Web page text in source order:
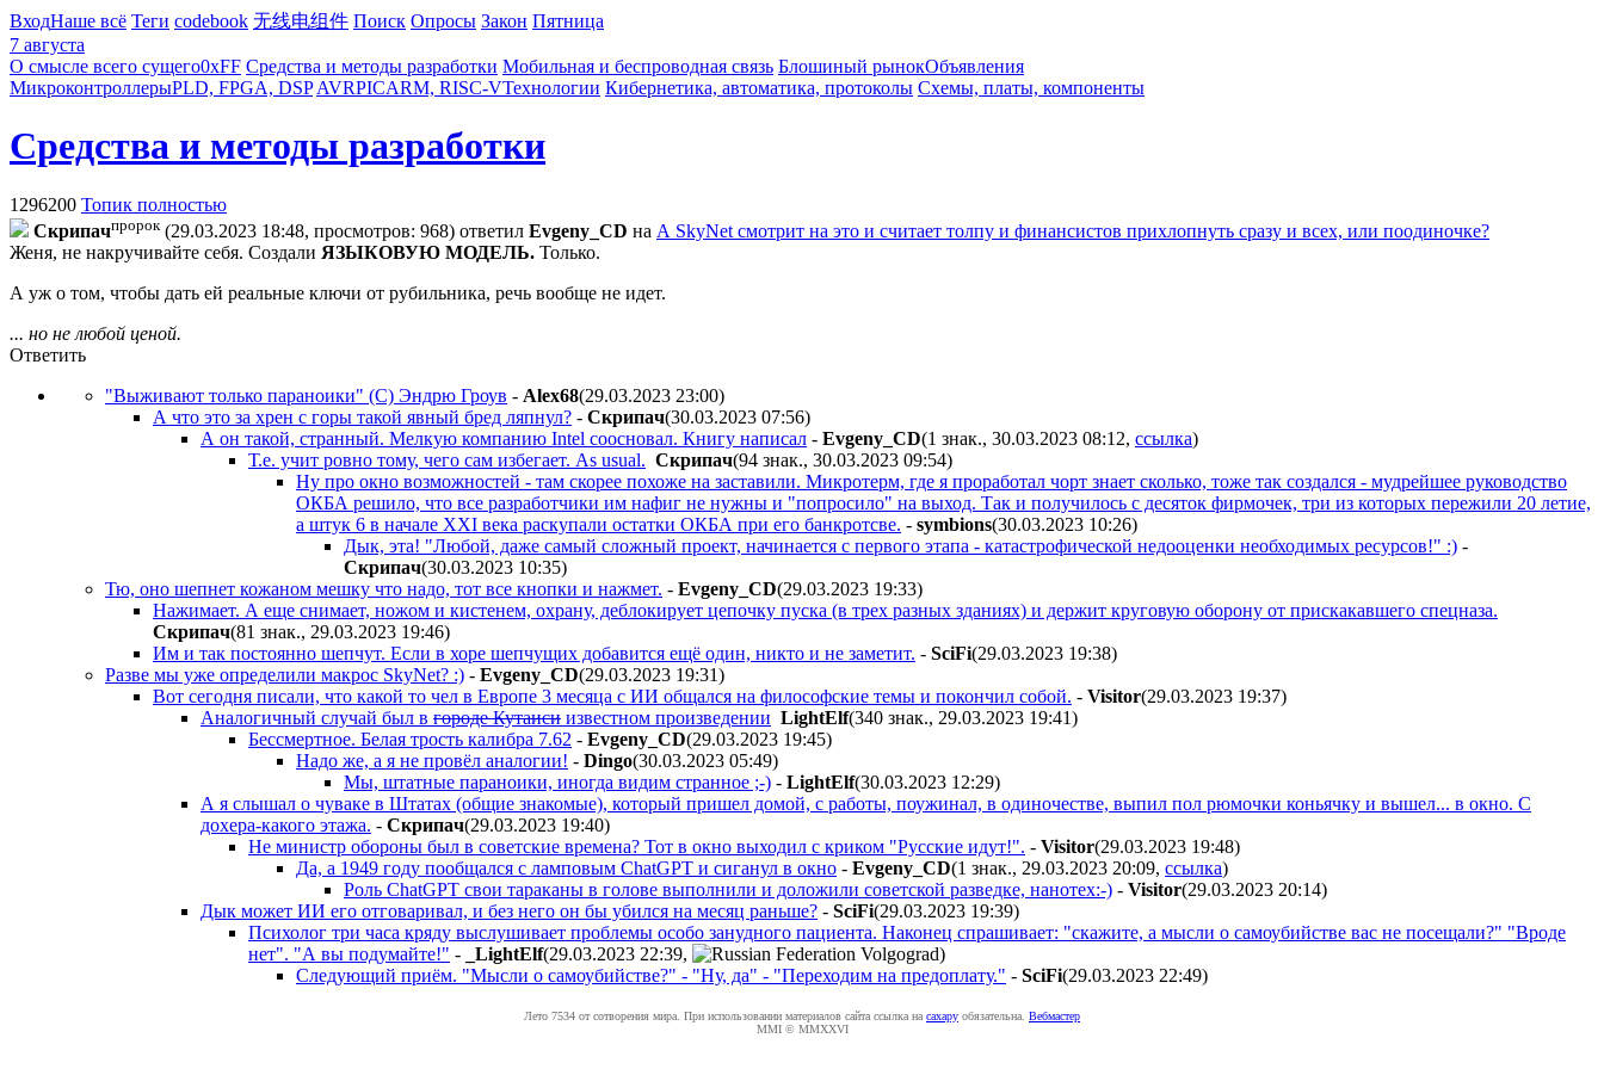
ВходНаше всё Теги codebook 无线电组件 Поиск Опросы Закон Пятница
7 августа
О смысле всего сущего0xFF Средства и методы разработки Мобильная и беспроводная связь Блошиный рынокОбъявления
МикроконтроллерыPLD, FPGA, DSP AVRPICARM, RISC-VТехнологии Кибернетика, автоматика, протоколы Схемы, платы, компоненты
Средства и методы разработки
1296200 Топик полностью
Cкpипaчпророк (29.03.2023 18:48, просмотров: 968) ответил Evgeny_CD на А SkyNet смотрит на это и считает толпу и финансистов прихлопнуть сразу и всех, или поодиночке?
Женя, не накручивайте себя. Создали ЯЗЫКОВУЮ МОДЕЛЬ. Только.
А уж о том, чтобы дать ей реальные ключи от рубильника, речь вообще не идет.
... но не любой ценой.
Ответить
"Выживают только параноики" (С) Эндрю Гроув - Alex68(29.03.2023 23:00)
А что это за хрен с горы такой явный бред ляпнул? - Cкpипaч(30.03.2023 07:56)
А он такой, странный. Мелкую компанию Intel соосновал. Книгу написал - Evgeny_CD(1 знак., 30.03.2023 08:12, ссылка)
Т.е. учит ровно тому, чего сам избегает. As usual. Cкpипaч(94 знак., 30.03.2023 09:54)
Ну про окно возможностей - там скорее похоже на заставили. Микротерм, где я проработал чорт знает сколько, тоже так создался - мудрейшее руководство
ОКБА решило, что все разработчики им нафиг не нужны и "попросило" на выход. Так и получилось с десяток фирмочек, три из которых пережили 20 летие,
а штук 6 в начале XXI века раскупали остатки ОКБА при его банкротсве. - symbions(30.03.2023 10:26)
Дык, эта! "Любой, даже самый сложный проект, начинается с первого этапа - катастрофической недооценки необходимых ресурсов!" :) -
Cкpипaч(30.03.2023 10:35)
Тю, оно шепнет кожаном мешку что надо, тот все кнопки и нажмет. - Evgeny_CD(29.03.2023 19:33)
Нажимает. А еще снимает, ножом и кистенем, охрану, деблокирует цепочку пуска (в трех разных зданиях) и держит круговую оборону от прискакавшего спецназа.
Cкpипaч(81 знак., 29.03.2023 19:46)
Им и так постоянно шепчут. Если в хоре шепчущих добавится ещё один, никто и не заметит. - SciFi(29.03.2023 19:38)
Разве мы уже определили макрос SkyNet? :) - Evgeny_CD(29.03.2023 19:31)
Вот сегодня писали, что какой то чел в Европе 3 месяца с ИИ общался на философские темы и покончил собой. - Visitor(29.03.2023 19:37)
Аналогичный случай был в городе Кутаиси известном произведении LightElf(340 знак., 29.03.2023 19:41)
Бессмертное. Белая трость калибра 7.62 - Evgeny_CD(29.03.2023 19:45)
Надо же, а я не провёл аналогии! - Dingo(30.03.2023 05:49)
Мы, штатные параноики, иногда видим странное ;-) - LightElf(30.03.2023 12:29)
А я слышал о чуваке в Штатах (общие знакомые), который пришел домой, с работы, поужинал, в одиночестве, выпил пол рюмочки коньячку и вышел... в окно. С
дохера-какого этажа. - Cкpипaч(29.03.2023 19:40)
Не министр обороны был в советские времена? Тот в окно выходил с криком "Русские идут!". - Visitor(29.03.2023 19:48)
Да, а 1949 году пообщался с ламповым ChatGPT и сиганул в окно - Evgeny_CD(1 знак., 29.03.2023 20:09, ссылка)
Роль ChatGPT свои тараканы в голове выполнили и доложили советской разведке, нанотех:-) - Visitor(29.03.2023 20:14)
Дык может ИИ его отговаривал, и без него он бы убился на месяц раньше? - SciFi(29.03.2023 19:39)
Психолог три часа кряду выслушивает проблемы особо занудного пациента. Наконец спрашивает: "скажите, а мысли о самоубийстве вас не посещали?" "Вроде
нет". "А вы подумайте!" - _LightElf(29.03.2023 22:39,
)
Следующий приём. "Мысли о самоубийстве?" - "Ну, да" - "Переходим на предоплату." - SciFi(29.03.2023 22:49)
Лето 7534 от сотворения мира. При использовании материалов сайта ссылка на caxapу обязательна. Вебмастер
MMI © MMXXVI